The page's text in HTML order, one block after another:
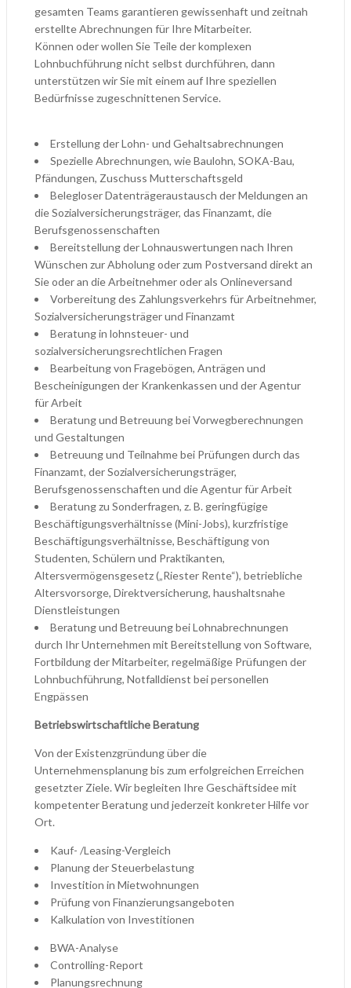
gesamten Teams garantieren gewissenhaft und zeitnah
erstellte Abrechnungen für Ihre Mitarbeiter.
Können oder wollen Sie Teile der komplexen
Lohnbuchführung nicht selbst durchführen, dann
unterstützen wir Sie mit einem auf Ihre speziellen
Bedürfnisse zugeschnittenen Service.
Erstellung der Lohn- und Gehaltsabrechnungen
Spezielle Abrechnungen, wie Baulohn, SOKA-Bau,
Pfändungen, Zuschuss Mutterschaftsgeld
Belegloser Datenträgeraustausch der Meldungen an
die Sozialversicherungsträger, das Finanzamt, die
Berufsgenossenschaften
Bereitstellung der Lohnauswertungen nach Ihren
Wünschen zur Abholung oder zum Postversand direkt an
Sie oder an die Arbeitnehmer oder als Onlineversand
Vorbereitung des Zahlungsverkehrs für Arbeitnehmer,
Sozialversicherungsträger und Finanzamt
Beratung in lohnsteuer- und
sozialversicherungsrechtlichen Fragen
Bearbeitung von Fragebögen, Anträgen und
Bescheinigungen der Krankenkassen und der Agentur
für Arbeit
Beratung und Betreuung bei Vorwegberechnungen
und Gestaltungen
Betreuung und Teilnahme bei Prüfungen durch das
Finanzamt, der Sozialversicherungsträger,
Berufsgenossenschaften und die Agentur für Arbeit
Beratung zu Sonderfragen, z. B. geringfügige
Beschäftigungsverhältnisse (Mini-Jobs), kurzfristige
Beschäftigungsverhältnisse, Beschäftigung von
Studenten, Schülern und Praktikanten,
Altersvermögensgesetz („Riester Rente“), betriebliche
Altersvorsorge, Direktversicherung, haushaltsnahe
Dienstleistungen
Beratung und Betreuung bei Lohnabrechnungen
durch Ihr Unternehmen mit Bereitstellung von Software,
Fortbildung der Mitarbeiter, regelmäßige Prüfungen der
Lohnbuchführung, Notfalldienst bei personellen
Engpässen
Betriebswirtschaftliche Beratung
Von der Existenzgründung über die
Unternehmensplanung bis zum erfolgreichen Erreichen
gesetzter Ziele. Wir begleiten Ihre Geschäftsidee mit
kompetenter Beratung und jederzeit konkreter Hilfe vor
Ort.
Kauf- /Leasing-Vergleich
Planung der Steuerbelastung
Investition in Mietwohnungen
Prüfung von Finanzierungsangeboten
Kalkulation von Investitionen
BWA-Analyse
Controlling-Report
Planungsrechnung